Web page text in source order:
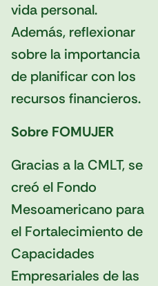
vida personal.
Además, reflexionar
sobre la importancia
de planificar con los
recursos financieros.
Sobre FOMUJER
Gracias a la CMLT, se
creó el Fondo
Mesoamericano para
el Fortalecimiento de
Capacidades
Empresariales de las